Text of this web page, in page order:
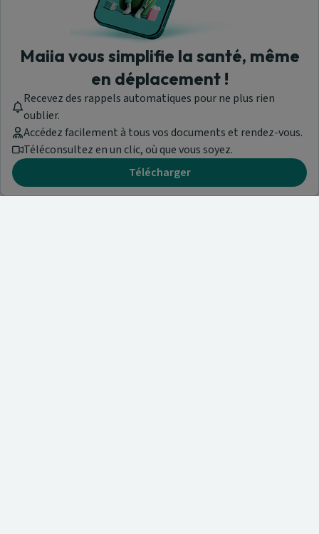
Maiia vous simplifie la santé, même
en déplacement !
Recevez des rappels automatiques pour ne plus rien
oublier.
Accédez facilement à tous vos documents et rendez-vous.
Téléconsultez en un clic, où que vous soyez.
Télécharger